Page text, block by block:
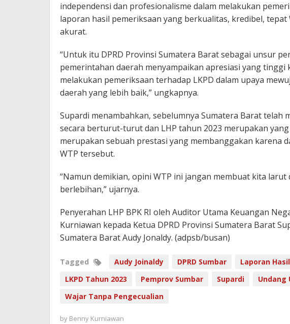
independensi dan profesionalisme dalam melakukan
laporan hasil pemeriksaan yang berkualitas, kredibel, tepat
akurat.
“Untuk itu DPRD Provinsi Sumatera Barat sebagai unsur
pemerintahan daerah menyampaikan apresiasi yang tinggi
melakukan pemeriksaan terhadap LKPD dalam upaya
daerah yang lebih baik,” ungkapnya.
Supardi menambahkan, sebelumnya Sumatera Barat telah
secara berturut-turut dan LHP tahun 2023 merupakan
merupakan sebuah prestasi yang membanggakan karena
WTP tersebut.
“Namun demikian, opini WTP ini jangan membuat kita
berlebihan,” ujarnya.
Penyerahan LHP BPK RI oleh Auditor Utama Keuangan
Kurniawan kepada Ketua DPRD Provinsi Sumatera Barat
Sumatera Barat Audy Jonaldy. (adpsb/busan)
Tagged Audy Joinaldy DPRD Sumbar
Laporan
LKPD Tahun 2023
Pemprov Sumbar Supardi
Undang
Wajar Tanpa Pengecualian
by Benny Kurniawan